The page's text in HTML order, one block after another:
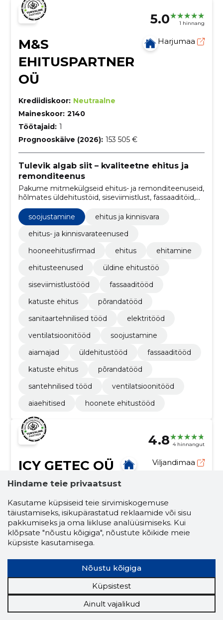
5.0 1 hinnang
M&S
EHITUSPARTNER
OÜ
Harjumaa
Krediidiskoor: Neutraalne
Maineskoor: 2140
Töötajaid: 1
Prognooskäive (2026): 153 505 €
Tulevik algab siit – kvaliteetne ehitus ja
remonditeenus
Pakume mitmekülgseid ehitus- ja remonditeenuseid,
hõlmates üldehitustöid, siseviimistlust, fassaaditöid,
katuste ehitust, põrandatöid, santehnilisi töid,
elektritöid ja renoveerimist.
soojustamine
ehitus ja kinnisvara
ehitus- ja kinnisvarateenused
hooneehitusfirmad
ehitus
ehitamine
ehitusteenused
üldine ehitustöö
siseviimistlustööd
fassaaditööd
katuste ehitus
põrandatööd
sanitaartehnilised tööd
elektritööd
ventilatsioonitööd
soojustamine
aiamajad
üldehitustööd
fassaaditööd
katuste ehitus
põrandatööd
santehnilised tööd
ventilatsioonitööd
aiaehitised
hoonete ehitustööd
4.8 4 hinnangut
ICY GETEC OÜ Viljandimaa
Krediidiskoor:
Usaldusväärne
Maineskoor: 2140
Töötajaid: –
Prognooskäive (2026): 155 058 €
Icy Getec paigaldab alates 2013. aastast Kanada
soojusvahu tootja Icynene H2FOAM soojustusvahte
Eestis. Töid teostab materjali tootja poolt
litsenseeritud paigaldaja.ehitus ja kinnisvara
Hindame teie privaatsust
Kasutame küpsiseid teie sirvimiskogemuse
täiustamiseks, isikupärastatud reklaamide või sisu
pakkumiseks ja oma liikluse analüüsimiseks. Kui
klõpsate "nõustu kõigiga", nõustute kõikide meie
küpsiste kasutamisega.
Nõustu kõigiga
Küpsistest
Ainult vajalikud